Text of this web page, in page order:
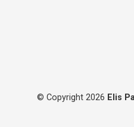
© Copyright 2026 Elis